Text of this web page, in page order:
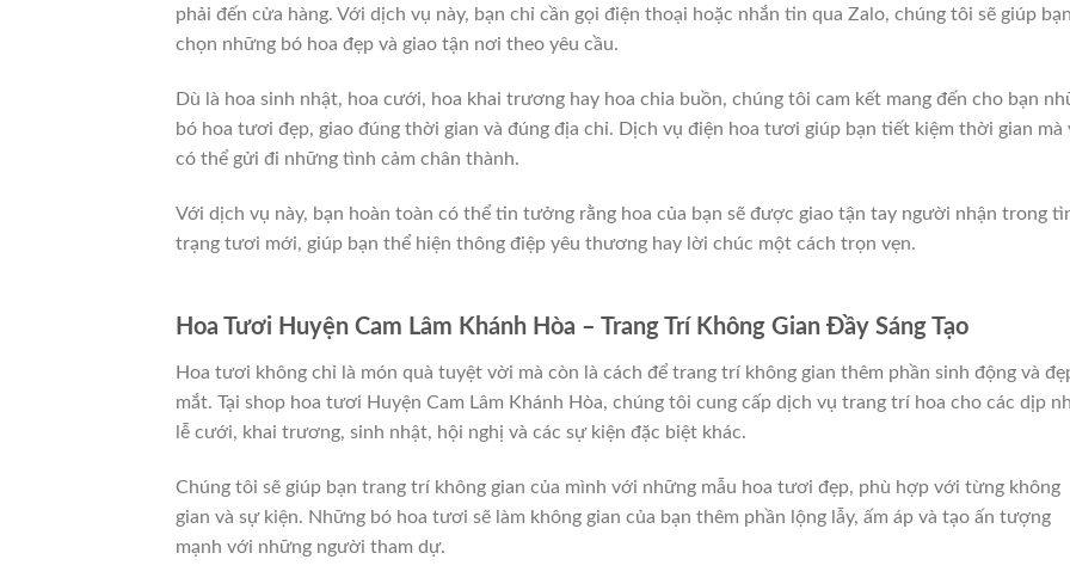
phải đến cửa hàng. Với dịch vụ này, bạn chỉ cần gọi điện thoại hoặc nhắn tin qua Zalo, chúng tôi sẽ giúp bạn
chọn những bó hoa đẹp và giao tận nơi theo yêu cầu.
Dù là hoa sinh nhật, hoa cưới, hoa khai trương hay hoa chia buồn, chúng tôi cam kết mang đến cho bạn
bó hoa tươi đẹp, giao đúng thời gian và đúng địa chỉ. Dịch vụ điện hoa tươi giúp bạn tiết kiệm thời gian mà
có thể gửi đi những tình cảm chân thành.
Với dịch vụ này, bạn hoàn toàn có thể tin tưởng rằng hoa của bạn sẽ được giao tận tay người nhận trong
trạng tươi mới, giúp bạn thể hiện thông điệp yêu thương hay lời chúc một cách trọn vẹn.
Hoa Tươi Huyện Cam Lâm Khánh Hòa – Trang Trí Không Gian Đầy Sáng Tạo
Hoa tươi không chỉ là món quà tuyệt vời mà còn là cách để trang trí không gian thêm phần sinh động và
mắt. Tại shop hoa tươi Huyện Cam Lâm Khánh Hòa, chúng tôi cung cấp dịch vụ trang trí hoa cho các dịp
lễ cưới, khai trương, sinh nhật, hội nghị và các sự kiện đặc biệt khác.
Chúng tôi sẽ giúp bạn trang trí không gian của mình với những mẫu hoa tươi đẹp, phù hợp với từng không
gian và sự kiện. Những bó hoa tươi sẽ làm không gian của bạn thêm phần lộng lẫy, ấm áp và tạo ấn tượng
mạnh với những người tham dự.